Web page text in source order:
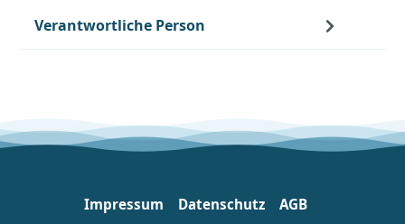
Verantwortliche Person
Impressum Datenschutz
AGB